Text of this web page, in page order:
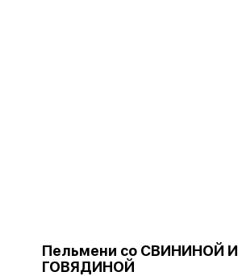
Пельмени со СВИНИНОЙ И
ГОВЯДИНОЙ